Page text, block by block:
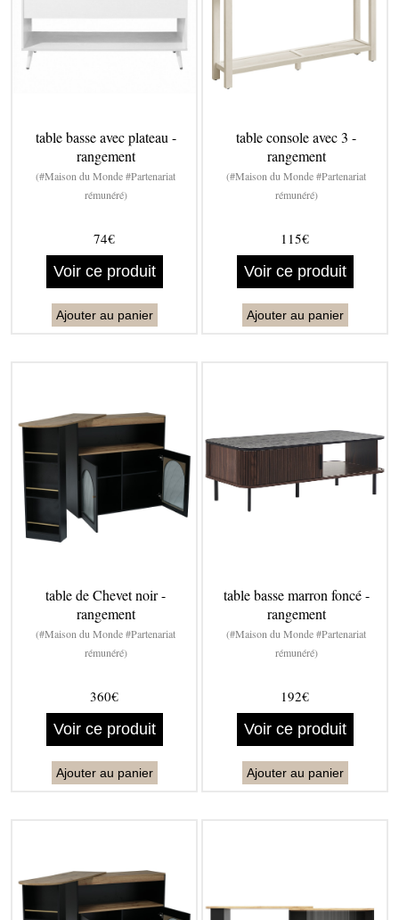
table basse avec plateau -
rangement
(#Maison du Monde #Partenariat
rémunéré)
74€
Voir ce produit
Ajouter au panier
table console avec 3 -
rangement
(#Maison du Monde #Partenariat
rémunéré)
115€
Voir ce produit
Ajouter au panier
table de Chevet noir -
rangement
(#Maison du Monde #Partenariat
rémunéré)
360€
Voir ce produit
Ajouter au panier
table basse marron foncé -
rangement
(#Maison du Monde #Partenariat
rémunéré)
192€
Voir ce produit
Ajouter au panier